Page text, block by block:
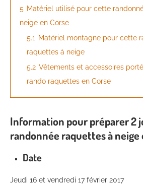
5 Matériel utilisé pour cette
neige en Corse
5.1 Matériel montagne pour cette
raquettes à neige
5.2 Vêtements et accessoires
rando raquettes en Corse
Information pour préparer 2
randonnée raquettes à neige
Date
Jeudi 16 et vendredi 17 février 2017